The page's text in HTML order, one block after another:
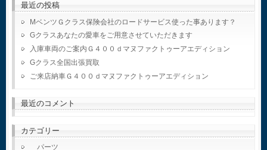
最近の投稿
MベンツＧクラス保険会社のロードサービス使った事あります？
Gクラスあなたの愛車をご用意させていただきます
入庫車両のご案内Ｇ４００ｄマヌファクトゥーアエディション
Gクラス全国出張買取
ご来店納車Ｇ４００ｄマヌファクトゥーアエディション
最近のコメント
カテゴリー
パーツ